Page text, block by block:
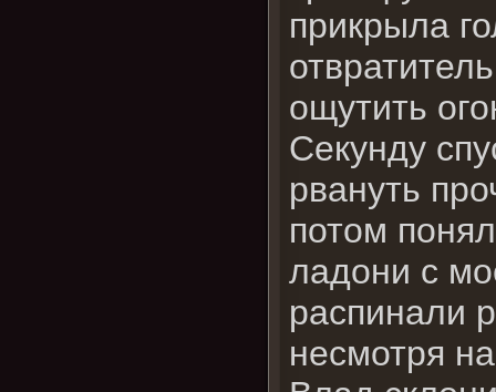
прикрыла
ощутить
Секунду
рвануть
потом
ладони с
распинали
несмотря